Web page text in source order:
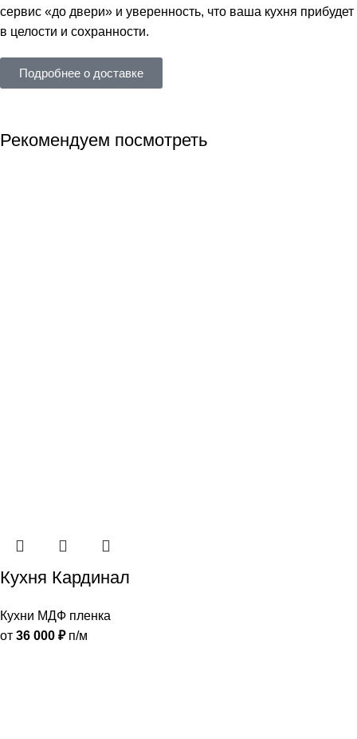
сервис «до двери» и уверенность, что ваша кухня прибудет
в целости и сохранности.
Подробнее о доставке
Рекомендуем посмотреть
Кухня Кардинал
Кухни МДФ пленка
от 36 000 ₽п/м